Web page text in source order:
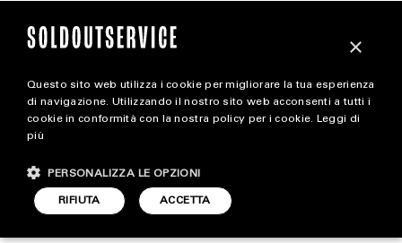
magazine
STYLE
FOOTWEAR
Il 2025 sarà Mocha
Mousse
STYLE
6 DICEMBRE 2024
×
Questo sito web utilizza i cookie per migliorare la tua esperienza
di navigazione. Utilizzando il nostro sito web acconsenti a tutti i
cookie in conformità con la nostra policy per i cookie. Leggi di
più
ACCETTA
RIFIUTA
PERSONALIZZA LE OPZIONI